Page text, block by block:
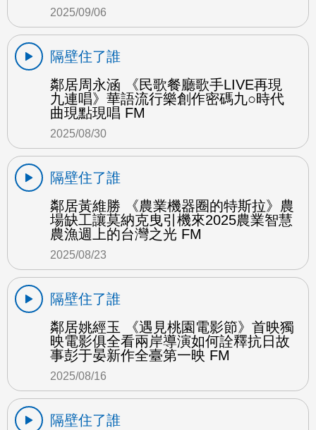
2025/09/06
隔壁住了誰
鄰居周永涵 《民歌餐廳歌手LIVE再現
九連唱》華語流行樂創作密碼九○時代
曲現點現唱 FM
2025/08/30
隔壁住了誰
鄰居黃維勝 《農業機器圈的特斯拉》農
場缺工讓莫納克曳引機來2025農業智慧
農漁週上的台灣之光 FM
2025/08/23
隔壁住了誰
鄰居姚經玉 《遇見桃園電影節》首映獨
映電影俱全看兩岸導演如何詮釋抗日故
事彭于晏新作全臺第一映 FM
2025/08/16
隔壁住了誰